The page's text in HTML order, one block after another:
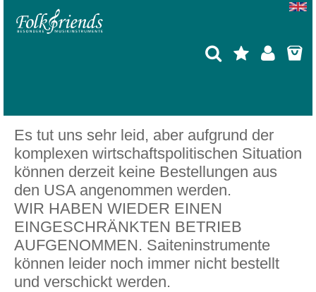
Es tut uns sehr leid, aber aufgrund der
komplexen wirtschaftspolitischen Situation
können derzeit keine Bestellungen aus
den USA angenommen werden.
WIR HABEN WIEDER EINEN
EINGESCHRÄNKTEN BETRIEB
AUFGENOMMEN. Saiteninstrumente
können leider noch immer nicht bestellt
und verschickt werden.